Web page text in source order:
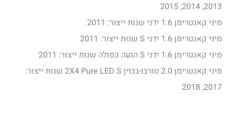
2013, 2014, 2015
מיני קאנטרימן 1.6 ידני שנות ייצור: 2011
מיני קאנטרימן 1.6 ידני S שנות ייצור: 2011
מיני קאנטרימן 1.6 ידני S הנעה כפולה שנות ייצור: 2011
מיני קאנטרימן 2.0 טורבו-בנזין 2X4 Pure LED S שנות ייצור:
2017, 2018